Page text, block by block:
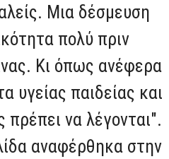
Μια δέσμευση
πολύ πριν
Κι όπως ανέφερα
υγείας παιδείας και
πρέπει να λέγονται".
αναφέρθηκα στην